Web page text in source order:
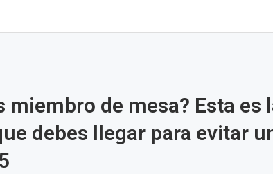
miembro de mesa? Esta es
debes llegar para evitar